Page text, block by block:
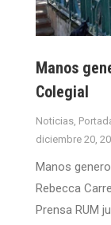
Manos
Colegial
Noticias
diciembre 20,
Manos
Rebecca
Prensa RUM